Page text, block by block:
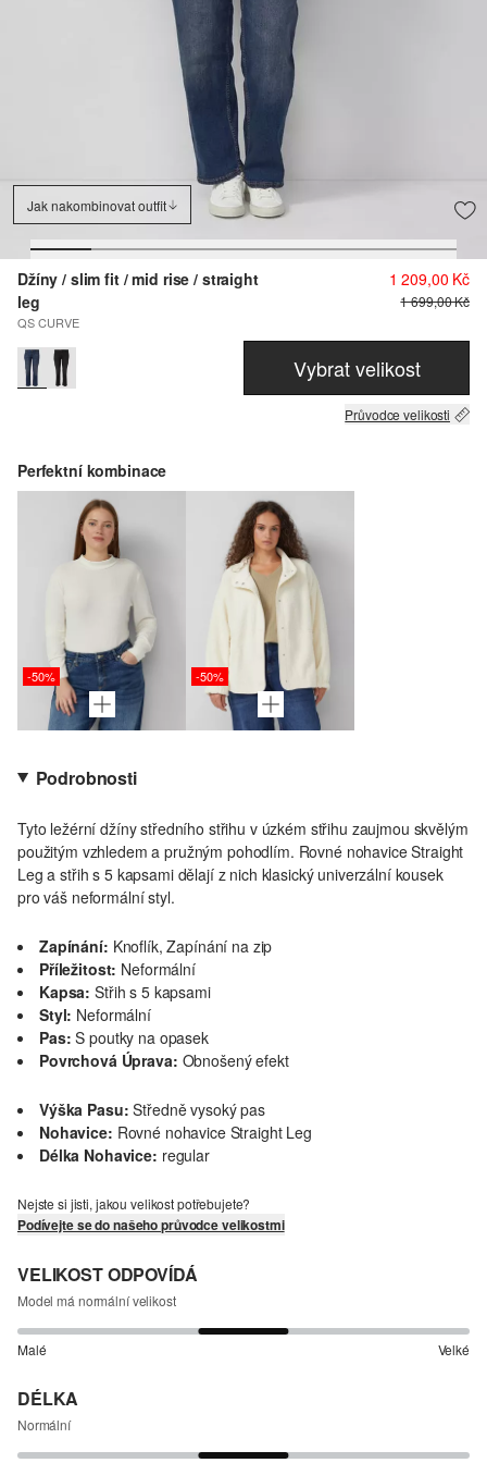
Jak nakombinovat outfit
Džíny / slim fit / mid rise / straight
leg
QS CURVE
1 209,00 Kč
1 699,00 Kč
Vybrat velikost
Průvodce velikosti
Perfektní kombinace
-50% -50%
Podrobnosti
Tyto ležérní džíny středního střihu v úzkém střihu zaujmou skvělým
použitým vzhledem a pružným pohodlím. Rovné nohavice Straight
Leg a střih s 5 kapsami dělají z nich klasický univerzální kousek
pro váš neformální styl.
Zapínání: Knoflík, Zapínání na zip
Příležitost: Neformální
Kapsa: Střih s 5 kapsami
Styl: Neformální
Pas: S poutky na opasek
Povrchová Úprava: Obnošený efekt
Výška Pasu: Středně vysoký pas
Nohavice: Rovné nohavice Straight Leg
Délka Nohavice: regular
Nejste si jisti, jakou velikost potřebujete?
Podívejte se do našeho průvodce velikostmi
VELIKOST ODPOVÍDÁ
Model má normální velikost
Malé Velké
DÉLKA
Normální